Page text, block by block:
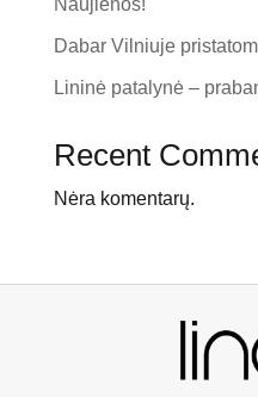
Naujienos!
Dabar Vilniuje
Lininė patalynė –
Recent
Nėra komentarų.